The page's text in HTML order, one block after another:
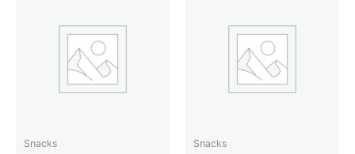
Snacks Snacks